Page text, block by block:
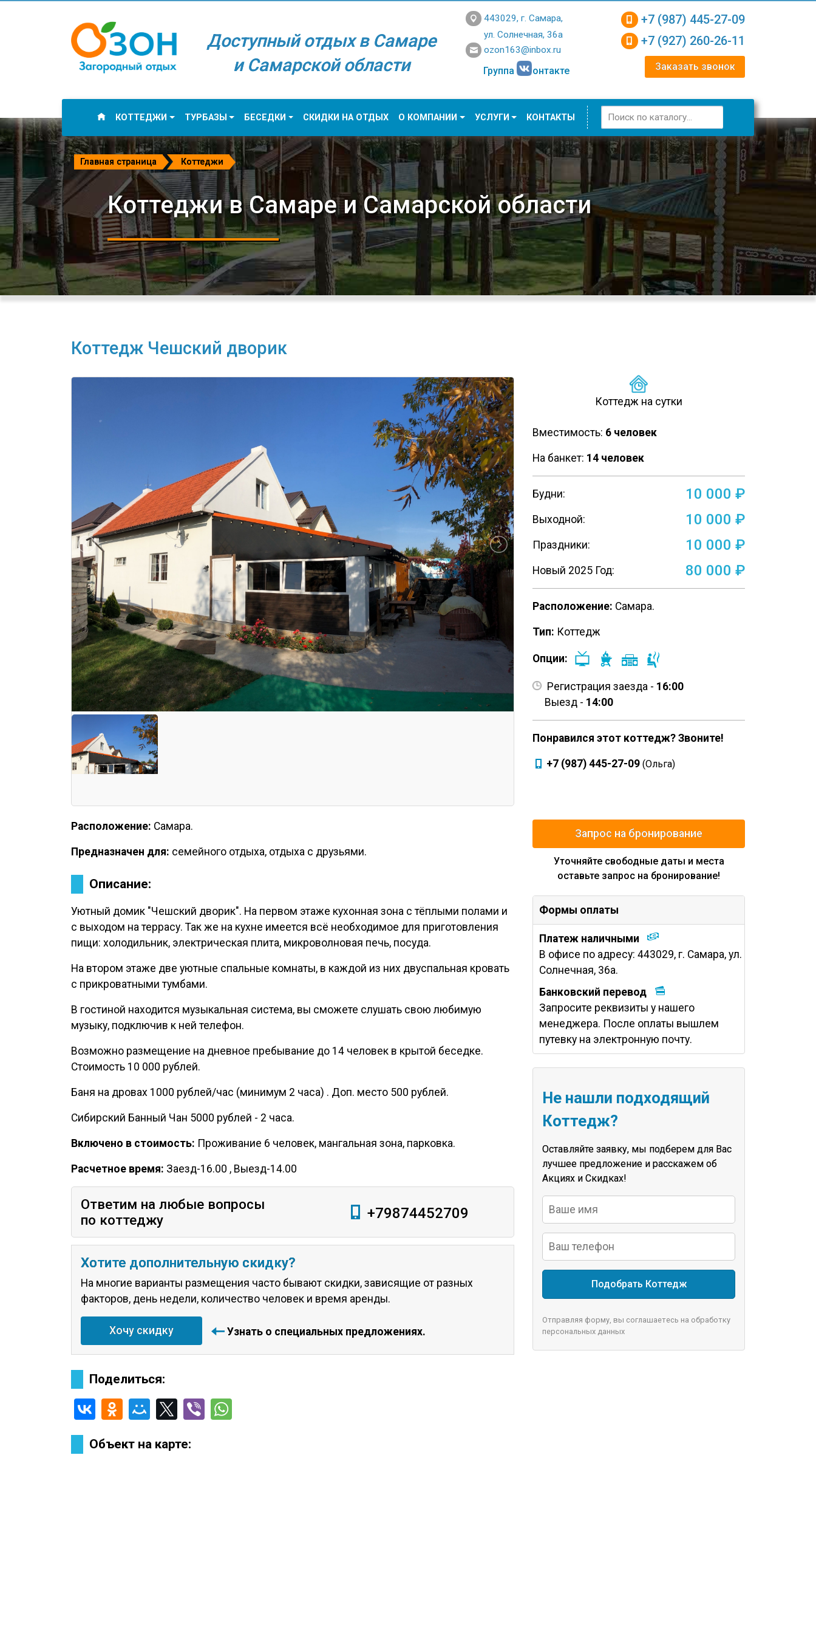
Доступный отдых в Самаре
и Самарской области
443029, г. Самара,
ул. Солнечная, 36а
ozon163@inbox.ru
Группа онтакте
+7 (987) 445-27-09
+7 (927) 260-26-11
Заказать звонок
КОТТЕДЖИ ТУРБАЗЫ БЕСЕДКИ СКИДКИ НА ОТДЫХ О КОМПАНИИ УСЛУГИ КОНТАКТЫ
Главная страница Коттеджи
Коттеджи в Самаре и Самарской области
Коттедж Чешский дворик
Расположение: Самара.
Предназначен для: семейного отдыха, отдыха с друзьями.
Описание:
Уютный домик "Чешский дворик". На первом этаже кухонная зона с тёплыми полами и
с выходом на террасу. Так же на кухне имеется всё необходимое для приготовления
пищи: холодильник, электрическая плита, микроволновая печь, посуда.
На втором этаже две уютные спальные комнаты, в каждой из них двуспальная кровать
с прикроватными тумбами.
В гостиной находится музыкальная система, вы сможете слушать свою любимую
музыку, подключив к ней телефон.
Возможно размещение на дневное пребывание до 14 человек в крытой беседке.
Стоимость 10 000 рублей.
Баня на дровах 1000 рублей/час (минимум 2 часа) . Доп. место 500 рублей.
Сибирский Банный Чан 5000 рублей - 2 часа.
Включено в стоимость: Проживание 6 человек, мангальная зона, парковка.
Расчетное время: Заезд-16.00 , Выезд-14.00
Ответим на любые вопросы
по коттеджу
+79874452709
Хотите дополнительную скидку?
На многие варианты размещения часто бывают скидки, зависящие от разных
факторов, день недели, количество человек и время аренды.
Хочу скидку Узнать о специальных предложениях.
Поделиться:
Объект на карте:
Коттедж на сутки
Вместимость: 6 человек
На банкет: 14 человек
Будни: 10 000 ₽
Выходной: 10 000 ₽
Праздники: 10 000 ₽
Новый 2025 Год: 80 000 ₽
Расположение: Самара.
Тип: Коттедж
Опции:
Регистрация заезда - 16:00
Выезд - 14:00
Понравился этот коттедж? Звоните!
+7 (987) 445-27-09 (Ольга)
Запрос на бронирование
Уточняйте свободные даты и места
оставьте запрос на бронирование!
Формы оплаты
Платеж наличными
В офисе по адресу: 443029, г. Самара, ул.
Солнечная, 36а.
Банковский перевод
Запросите реквизиты у нашего
менеджера. После оплаты вышлем
путевку на электронную почту.
Не нашли подходящий
Коттедж?
Оставляйте заявку, мы подберем для Вас
лучшее предложение и расскажем об
Акциях и Скидках!
Подобрать Коттедж
Отправляя форму, вы соглашаетесь на обработку
персональных данных